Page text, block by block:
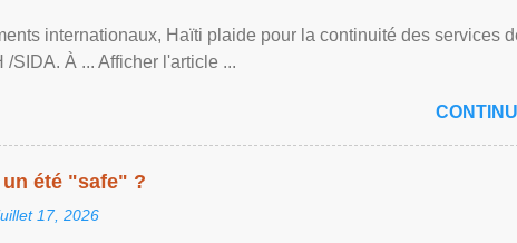
internationaux, Haïti plaide pour la continuité des services
SIDA. À ... Afficher l'article ...
été "safe" ?
17, 2026